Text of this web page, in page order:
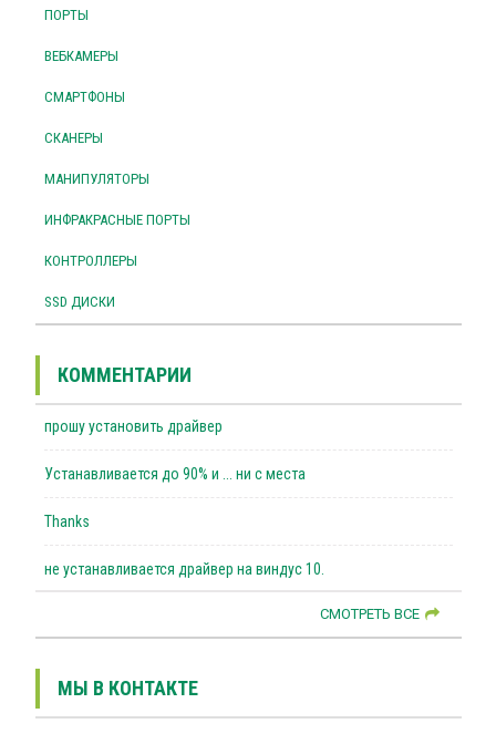
ПОРТЫ
ВЕБКАМЕРЫ
СМАРТФОНЫ
СКАНЕРЫ
МАНИПУЛЯТОРЫ
ИНФРАКРАСНЫЕ ПОРТЫ
КОНТРОЛЛЕРЫ
SSD ДИСКИ
КОММЕНТАРИИ
прошу установить драйвер
Устанавливается до 90% и ... ни с места
Thanks
не устанавливается драйвер на виндус 10.
СМОТРЕТЬ ВСЕ
МЫ В КОНТАКТЕ